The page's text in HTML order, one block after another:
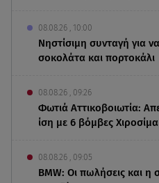
08.08.26 , 10:00
Νηστίσιμη συνταγή για
σοκολάτα και πορτοκάλι
08.08.26 , 09:26
Φωτιά Αττικοβοιωτία:
ίση με 6 βόμβες Χιροσίμα
08.08.26 , 09:05
BMW: Οι πωλήσεις και